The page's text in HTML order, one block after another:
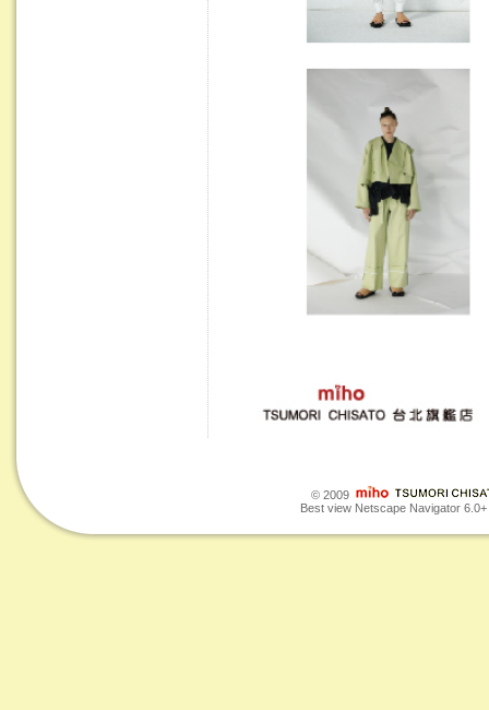
© 2009
Best view Netscape Navigator